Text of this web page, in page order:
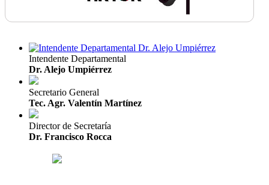
Intendente Departamental
Dr. Alejo Umpiérrez
Secretario General
Tec. Agr. Valentín Martínez
Director de Secretaría
Dr. Francisco Rocca